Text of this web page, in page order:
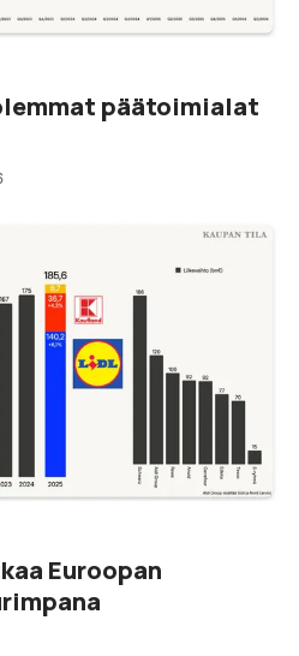
päätoimialat
Euroopan